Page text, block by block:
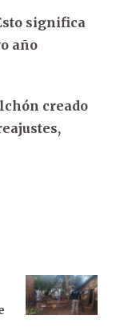
significa
año
creado